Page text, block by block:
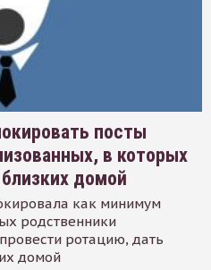
посты
в которых
домой
как минимум
родственники
ротацию, дать
домой